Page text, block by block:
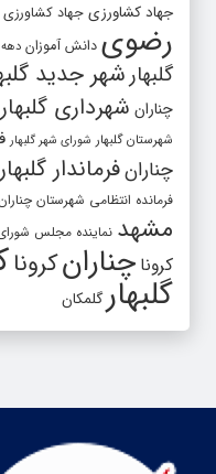
جهاد کشاورزی جهاد کشاورزی
رضوی دانش آموزان
گلبهارشهر جدید
چناران شهرداری گلبهار
شهرستان گلبهار شورای شهر گلبهار
چنارانفرماندار گلبهار
فرمانده انتظامی شهرستان
مشهد نماینده مجلس
کرونا چنارانکرونا
گلبهارگلمکان